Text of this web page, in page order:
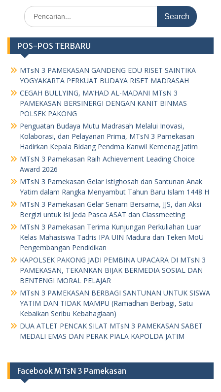
Search
for:
POS-POS TERBARU
MTsN 3 PAMEKASAN GANDENG EDU RISET SAINTIKA
YOGYAKARTA PERKUAT BUDAYA RISET MADRASAH
CEGAH BULLYING, MA’HAD AL-MADANI MTsN 3
PAMEKASAN BERSINERGI DENGAN KANIT BINMAS
POLSEK PAKONG
Penguatan Budaya Mutu Madrasah Melalui Inovasi,
Kolaborasi, dan Pelayanan Prima, MTsN 3 Pamekasan
Hadirkan Kepala Bidang Pendma Kanwil Kemenag Jatim
MTsN 3 Pamekasan Raih Achievement Leading Choice
Award 2026
MTsN 3 Pamekasan Gelar Istighosah dan Santunan Anak
Yatim dalam Rangka Menyambut Tahun Baru Islam 1448 H
MTsN 3 Pamekasan Gelar Senam Bersama, JJS, dan Aksi
Bergizi untuk Isi Jeda Pasca ASAT dan Classmeeting
MTsN 3 Pamekasan Terima Kunjungan Perkuliahan Luar
Kelas Mahasiswa Tadris IPA UIN Madura dan Teken MoU
Pengembangan Pendidikan
KAPOLSEK PAKONG JADI PEMBINA UPACARA DI MTsN 3
PAMEKASAN, TEKANKAN BIJAK BERMEDIA SOSIAL DAN
BENTENGI MORAL PELAJAR
MTsN 3 PAMEKASAN BERBAGI SANTUNAN UNTUK SISWA
YATIM DAN TIDAK MAMPU (Ramadhan Berbagi, Satu
Kebaikan Seribu Kebahagiaan)
DUA ATLET PENCAK SILAT MTsN 3 PAMEKASAN SABET
MEDALI EMAS DAN PERAK PIALA KAPOLDA JATIM
Facebook MTsN 3 Pamekasan